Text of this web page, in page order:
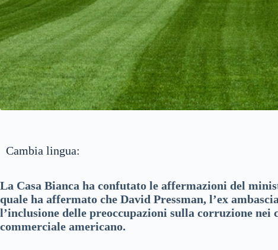
Cambia lingua:
La Casa Bianca ha confutato le affermazioni del
quale ha affermato che David Pressman, l’ex
l’inclusione delle preoccupazioni sulla corruzione
commerciale americano.